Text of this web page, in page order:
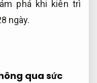
phá khi kiên trì
ngày.
qua sức